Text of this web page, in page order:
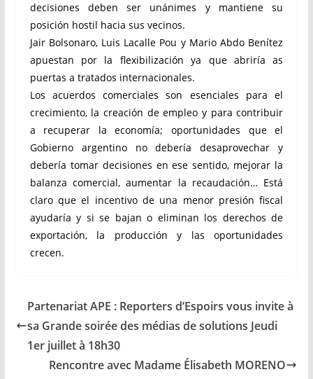
decisiones deben ser unánimes y mantiene su
posición hostil hacia sus vecinos.
Jair Bolsonaro, Luis Lacalle Pou y Mario Abdo Benítez
apuestan por la flexibilización ya que abriría as
puertas a tratados internacionales.
Los acuerdos comerciales son esenciales para el
crecimiento, la creación de empleo y para contribuir
a recuperar la economía; oportunidades que el
Gobierno argentino no debería desaprovechar y
debería tomar decisiones en ese sentido, mejorar la
balanza comercial, aumentar la recaudación… Está
claro que el incentivo de una menor presión fiscal
ayudaría y si se bajan o eliminan los derechos de
exportación, la producción y las oportunidades
crecen.
Partenariat APE : Reporters d’Espoirs vous invite à
sa Grande soirée des médias de solutions Jeudi
1er juillet à 18h30
Rencontre avec Madame Élisabeth MORENO